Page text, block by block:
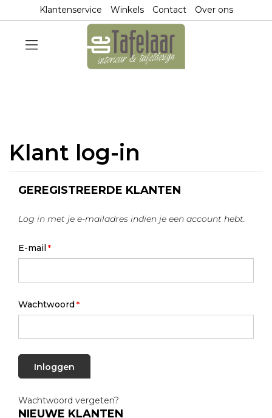
Klantenservice Winkels Contact Over ons
Klant log-in
GEREGISTREERDE KLANTEN
Log in met je e-mailadres indien je een account hebt.
E-mail
Wachtwoord
Inloggen
Wachtwoord vergeten?
NIEUWE KLANTEN